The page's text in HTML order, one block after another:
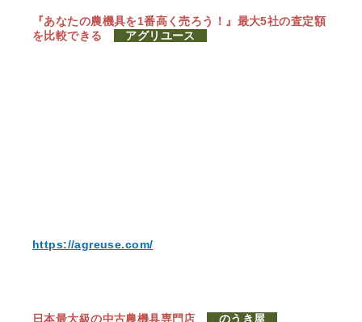
『あなたの農機具を1番高く売ろう！』 最大5社の査定額
を比較できる
アグリユース
https://agreuse.com/
日本最大級の中古農機具専門店 のうき屋